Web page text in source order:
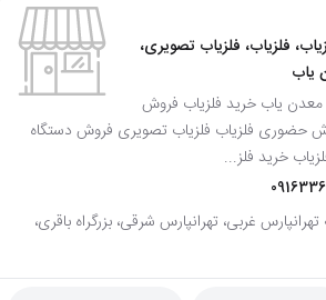
فلزیاب، فلزیاب تصویری،
معدن یاب خرید فلزیاب فروش
حضوری فلزیاب فلزیاب تصویری فروش دستگاه
خرید فلز...
4، محله تهرانپارس غربی، تهرانپارس شرقی، بزرگراه باقری،